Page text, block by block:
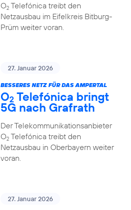
O2Telefónica treibt den
Netzausbau im Eifelkreis Bitburg-
Prüm weiter voran.
27. Januar 2026
BESSERES NETZ FÜR DAS AMPERTAL
O2 Telefónica bringt
5G nach Grafrath
Der Telekommunikationsanbieter
O2Telefónica treibt den
Netzausbau in Oberbayern weiter
voran.
27. Januar 2026